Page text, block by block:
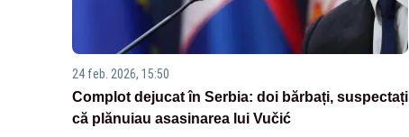
24 feb. 2026, 15:50
Complot dejucat în Serbia: doi bărbați, suspectați
că plănuiau asasinarea lui Vučić